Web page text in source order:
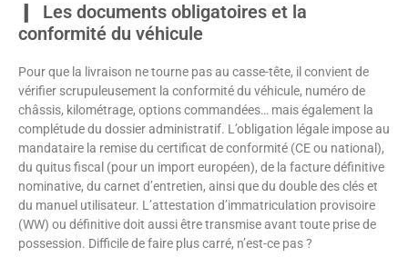
Les documents obligatoires et la
conformité du véhicule
Pour que la livraison ne tourne pas au casse-tête, il convient de
vérifier scrupuleusement la conformité du véhicule, numéro de
châssis, kilométrage, options commandées… mais également la
complétude du dossier administratif. L’obligation légale impose au
mandataire la remise du certificat de conformité (CE ou national),
du quitus fiscal (pour un import européen), de la facture définitive
nominative, du carnet d’entretien, ainsi que du double des clés et
du manuel utilisateur. L’attestation d’immatriculation provisoire
(WW) ou définitive doit aussi être transmise avant toute prise de
possession. Difficile de faire plus carré, n’est-ce pas ?